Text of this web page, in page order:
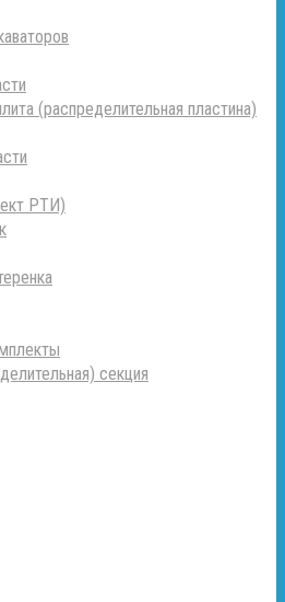
(распределительная пластина)
РТИ)
секция